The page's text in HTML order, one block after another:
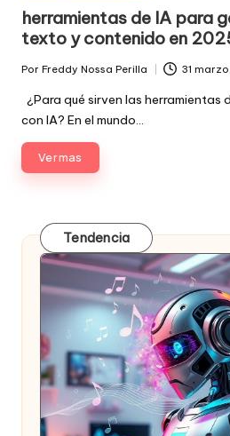
herramientas de IA para
texto y contenido en
Publicado
por
Por Freddy Nossa Perilla 31
¿Para qué sirven las herramientas
con IA? En el mundo…
Ver mas
Tendencia